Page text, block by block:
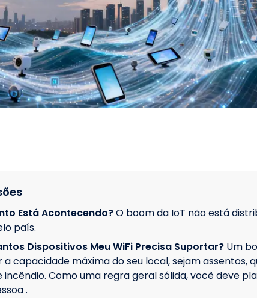
Está Acontecendo?O boom da IoT não está
país.
Dispositivos Meu WiFi Precisa Suportar? Um
capacidade máxima do seu local, sejam assentos,
incêndio. Como uma regra geral sólida, você deve
.